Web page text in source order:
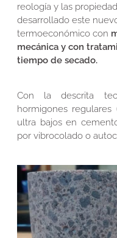
reología y las
desarrollado este
termoeconómico con
mecánica y con
tiempo de secado.
Con la descrita
hormigones
ultra bajos en
por vibrocolado o